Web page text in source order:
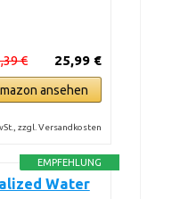
25,99 €
€
ansehen
zzgl. Versandkosten
EMPFEHLUNG
Water